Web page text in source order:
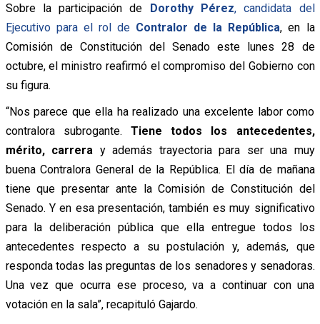
Sobre la participación de Dorothy Pérez, candidata del
Ejecutivo para el rol de Contralor de la República, en la
Comisión de Constitución del Senado este lunes 28 de
octubre, el ministro reafirmó el compromiso del Gobierno con
su figura.
“Nos parece que ella ha realizado una excelente labor como
contralora subrogante. Tiene todos los antecedentes,
mérito, carrera y además trayectoria para ser una muy
buena Contralora General de la República. El día de mañana
tiene que presentar ante la Comisión de Constitución del
Senado. Y en esa presentación, también es muy significativo
para la deliberación pública que ella entregue todos los
antecedentes respecto a su postulación y, además, que
responda todas las preguntas de los senadores y senadoras.
Una vez que ocurra ese proceso, va a continuar con una
votación en la sala”, recapituló Gajardo.